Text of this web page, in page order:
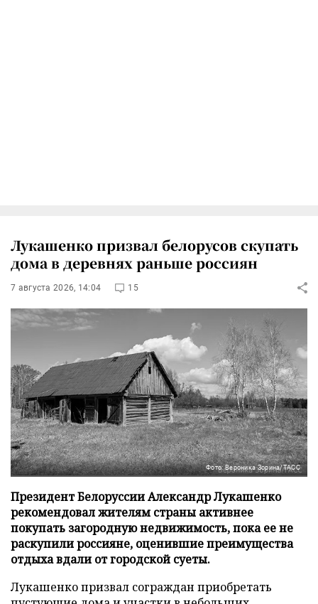
Лукашенко призвал белорусов скупать
дома в деревнях раньше россиян
7 августа 2026, 14:04 15
Фото: Вероника Зорина/ТАСС
Президент Белоруссии Александр Лукашенко
рекомендовал жителям страны активнее
покупать загородную недвижимость, пока ее не
раскупили россияне, оценившие преимущества
отдыха вдали от городской суеты.
Лукашенко призвал сограждан приобретать